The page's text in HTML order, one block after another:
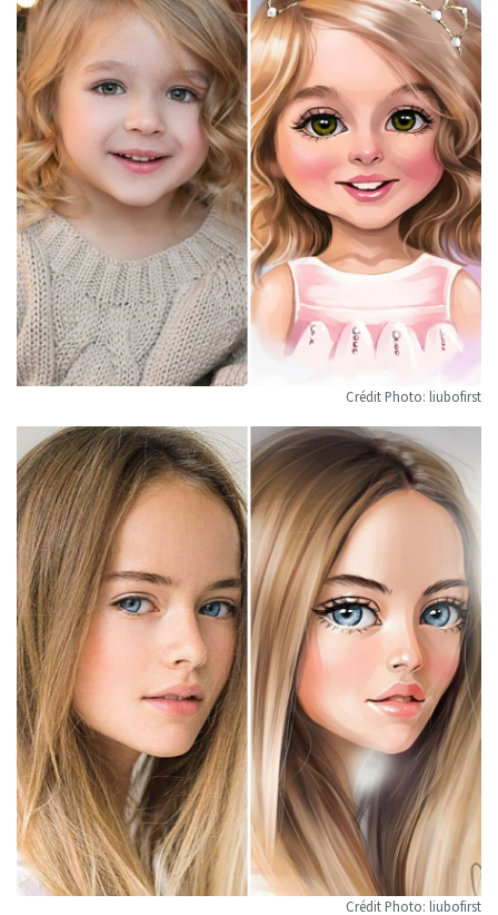
Crédit Photo: liubofirst
Crédit Photo: liubofirst